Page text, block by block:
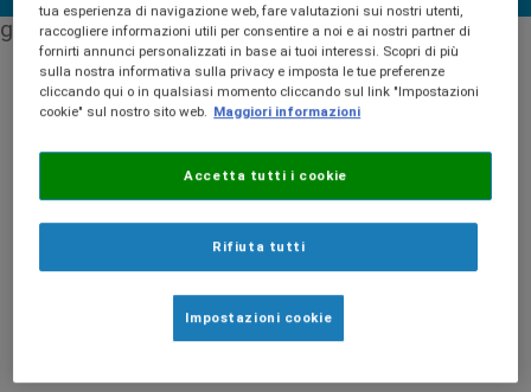
gigya-subscribe-with-email-screen
tua esperienza di navigazione web, fare valutazioni sui nostri utenti,
raccogliere informazioni utili per consentire a noi e ai nostri partner di
fornirti annunci personalizzati in base ai tuoi interessi. Scopri di più
sulla nostra informativa sulla privacy e imposta le tue preferenze
cliccando qui o in qualsiasi momento cliccando sul link "Impostazioni
cookie" sul nostro sito web.
Maggiori informazioni
Rifiuta tutti
Accetta tutti i cookie
Impostazioni cookie